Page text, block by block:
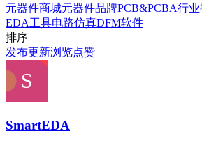
元器件商城元器件品牌PCB&PCBA行业
EDA工具电路仿真DFM软件
排序
发布更新浏览点赞
SmartEDA